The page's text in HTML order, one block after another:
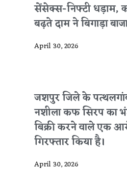
सेंसेक्स-निफ्टी धड़ाम,
बढ़ते दाम ने बिगाड़ा
April 30, 2026
जशपुर जिले के
नशीला कफ सिरप का
बिक्री करने वाले एक
गिरफ्तार किया है।
April 30, 2026